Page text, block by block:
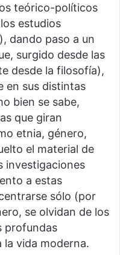
teórico-políticos
estudios
dando paso a un
surgido desde las
desde la filosofía),
en sus distintas
bien se sabe,
que giran
etnia, género,
el material de
investigaciones
a estas
sólo (por
se olvidan de los
profundas
vida moderna.